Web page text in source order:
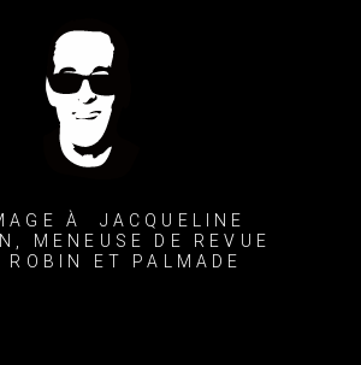
À JACQUELINE
MENEUSE DE REVUE
ROBIN ET PALMADE